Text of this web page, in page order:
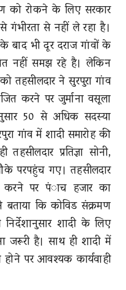
को रोकने के लिए सरकार
से नहीं ले रहा है।
बाद भी दूर दराज गांवों के
नहीं समझ रहे है। लेकिन
तहसीलदार ने सुरपुरा गांव
करने पर जुर्माना वसूला
50 से अधिक सदस्या
गांव में शादी समारोह की
प्रतिज्ञा सोनी,
परपहुंच गए। तहसीलदार
करने पर पंाच हजार का
बताया कि कोविड संक्रमण
शादी के लिए
जरूरी है। साथ ही शादी में
पर आवश्यक कार्यवाही